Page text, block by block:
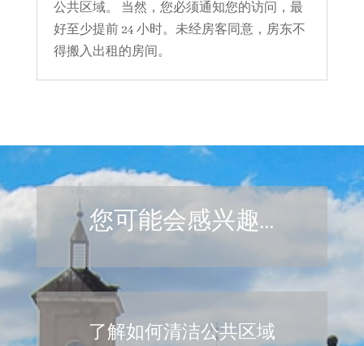
公共区域。 当然，您必须通知您的访问，最
好至少提前 24 小时。未经房客同意，房东不
得搬入出租的房间。
您可能会感兴趣…
了解如何清洁公共区域